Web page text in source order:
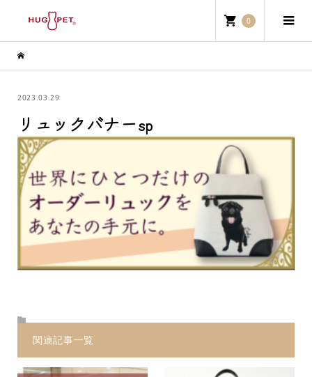
0
2023.03.29
リュックバナーsp
関連記事一覧